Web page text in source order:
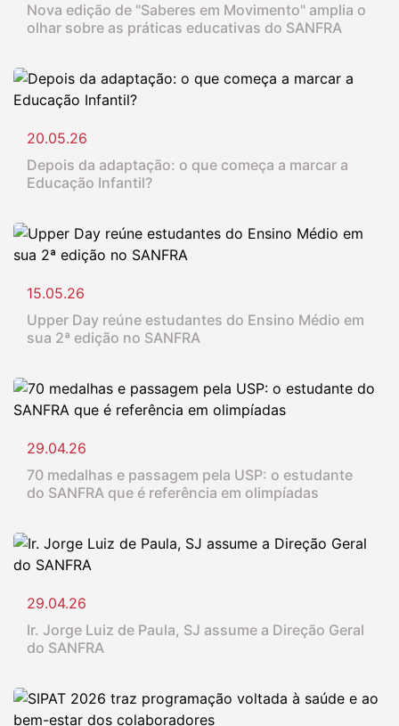
Nova edição de "Saberes em Movimento" amplia o
olhar sobre as práticas educativas do SANFRA
20.05.26
Depois da adaptação: o que começa a marcar a
Educação Infantil?
15.05.26
Upper Day reúne estudantes do Ensino Médio em
sua 2ª edição no SANFRA
29.04.26
70 medalhas e passagem pela USP: o estudante
do SANFRA que é referência em olimpíadas
29.04.26
Ir. Jorge Luiz de Paula, SJ assume a Direção Geral
do SANFRA